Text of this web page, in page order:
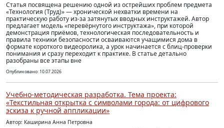
Статья посвящена решению одной из острейших проблем предмета
«Технология (Труд)» — хронической нехватки времени на
практическую работу из-за затянутых вводных инструктажей. Автор
предлагает модель «перевёрнутого инструктажа», при которой
демонстрация приёмов, технологическая последовательность и
правила техники безопасности осваиваются учащимися дома в
формате короткого видеоролика, а урок начинается с блиц-проверки
понимания и сразу переходит к практике. В статье детально
разобраны все этапы вне
Опубликовано: 10.07.2026
Учебно-методическая разработка. Тема проекта:
«Текстильная открытка с символами города: от цифрового
эскиза к ручной аппликации»
Автор: Каширина Анна Петровна